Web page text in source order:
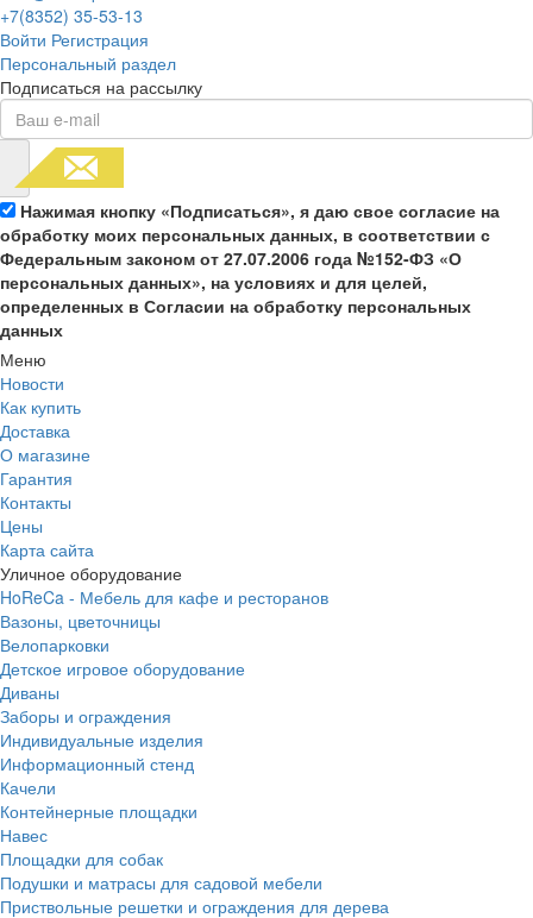
+7(8352) 35-53-13
Войти Регистрация
Персональный раздел
Подписаться на рассылку
Нажимая кнопку «Подписаться», я даю свое согласие на
обработку моих персональных данных, в соответствии с
Федеральным законом от 27.07.2006 года №152-ФЗ «О
персональных данных», на условиях и для целей,
определенных в Согласии на обработку персональных
данных
Меню
Новости
Как купить
Доставка
О магазине
Гарантия
Контакты
Цены
Карта сайта
Уличное оборудование
HoReCa - Мебель для кафе и ресторанов
Вазоны, цветочницы
Велопарковки
Детское игровое оборудование
Диваны
Заборы и ограждения
Индивидуальные изделия
Информационный стенд
Качели
Контейнерные площадки
Навес
Площадки для собак
Подушки и матрасы для садовой мебели
Приствольные решетки и ограждения для дерева